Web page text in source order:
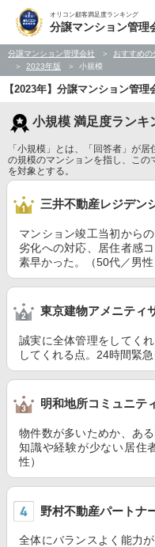
オリコン顧客満足度ランキング
分譲マンション管理
分譲マンション管理会社
おすすめ
2023年版
小規模
【2023年】分譲マンション管
小規模 満足度ランキ
「小規模」とは、「回答者」が
の規模のマンションを指し、この
を対象とする。
三井不動産レジデン
マンション竣工当初から
劣化への対応、居住者感
素早かった。（50代／男性
東京建物アメニティ
誠実に全体管理をしてく
してくれる点。24時間緊
明和地所コミュニテ
物件数が多いためか、あ
知識や経験が少ない居住
性）
野村不動産パートナ
全体にバランスよく能力